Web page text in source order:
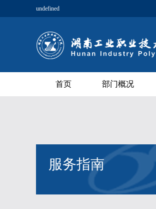
undefined
首页 部门概况
服务指南